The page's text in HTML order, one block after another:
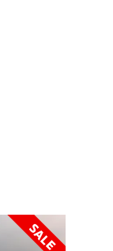
SALE